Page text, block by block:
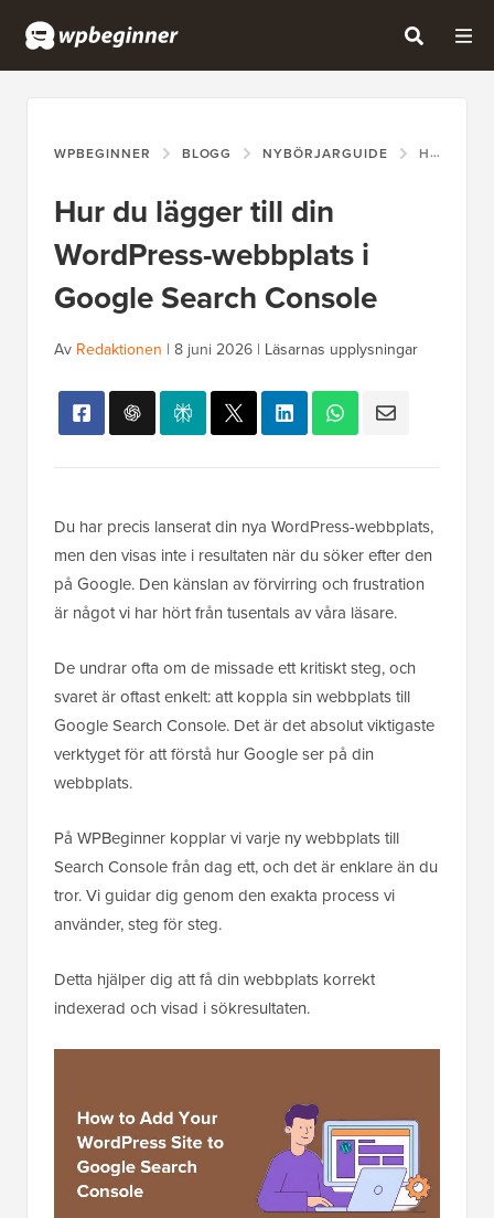
WPBEGINNER BLOGG NYBÖRJARGUIDE HUR DU LÄGGER TILL DIN WORDPRESS-WEBBPLATS I GOOGLE SEARCH CONSOLE
Hur du lägger till din
WordPress-webbplats i
Google Search Console
Av Redaktionen | 8 juni 2026 | Läsarnas upplysningar
Du har precis lanserat din nya WordPress-webbplats,
men den visas inte i resultaten när du söker efter den
på Google. Den känslan av förvirring och frustration
är något vi har hört från tusentals av våra läsare.
De undrar ofta om de missade ett kritiskt steg, och
svaret är oftast enkelt: att koppla sin webbplats till
Google Search Console. Det är det absolut viktigaste
verktyget för att förstå hur Google ser på din
webbplats.
På WPBeginner kopplar vi varje ny webbplats till
Search Console från dag ett, och det är enklare än du
tror. Vi guidar dig genom den exakta process vi
använder, steg för steg.
Detta hjälper dig att få din webbplats korrekt
indexerad och visad i sökresultaten.